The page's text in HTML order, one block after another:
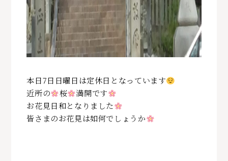
本日7日日曜日は定休日となっています
近所の
桜
満開です
お花見日和となりました
皆さまのお花見は如何でしょうか